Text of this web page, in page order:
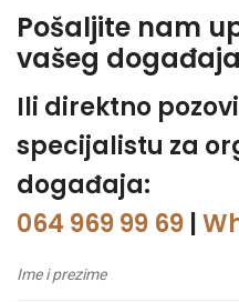
Pošaljite nam
vašeg događaja
Ili direktno
specijalistu za
događaja:
064 969 99 69 |